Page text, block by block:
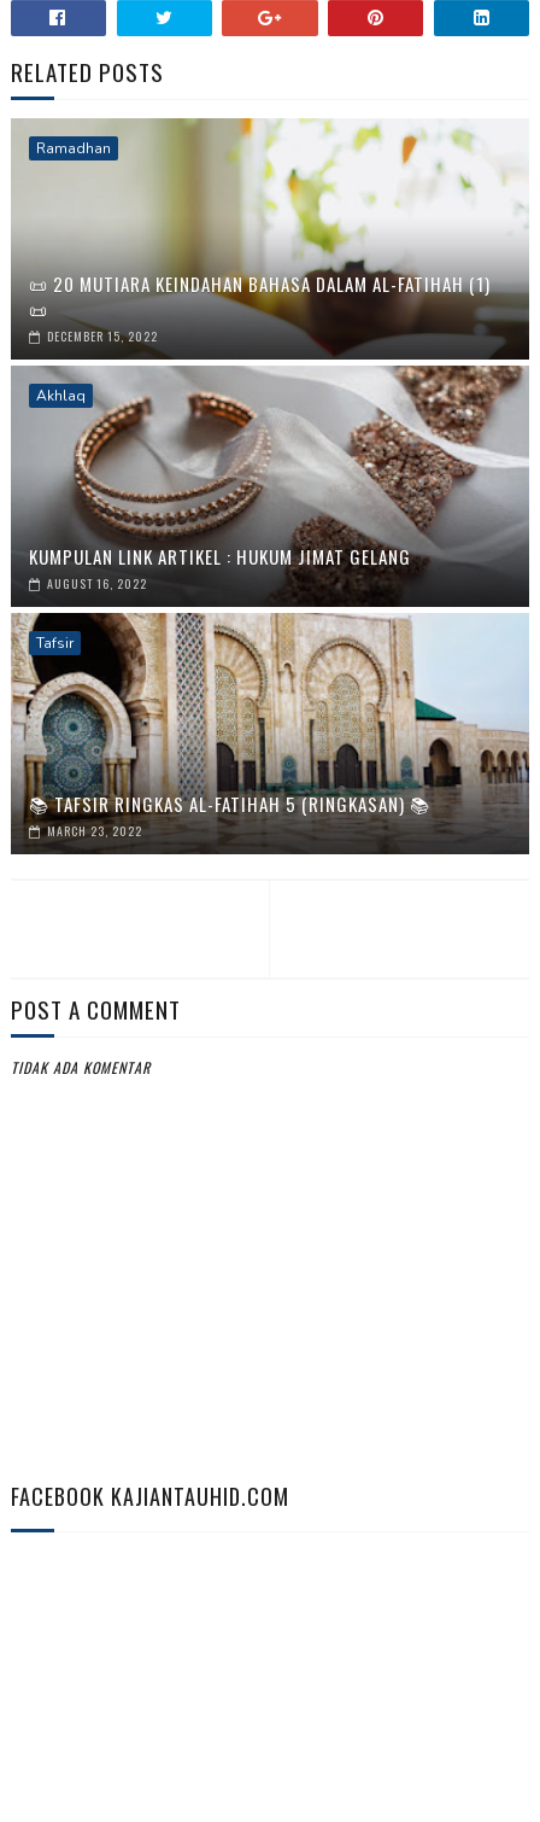
RELATED POSTS
Ramadhan
📜 20 MUTIARA KEINDAHAN BAHASA DALAM AL-FATIHAH (1)
📜
DECEMBER 15, 2022
Akhlaq
KUMPULAN LINK ARTIKEL : HUKUM JIMAT GELANG
AUGUST 16, 2022
Tafsir
📚 TAFSIR RINGKAS AL-FATIHAH 5 (RINGKASAN) 📚
MARCH 23, 2022
POST A COMMENT
TIDAK ADA KOMENTAR
FACEBOOK KAJIANTAUHID.COM